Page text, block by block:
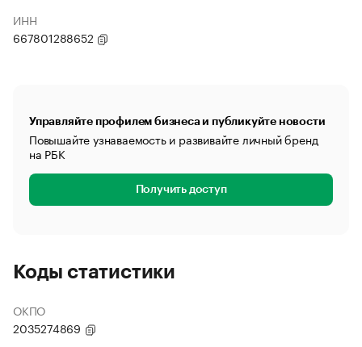
ИНН
667801288652
Управляйте профилем бизнеса и публикуйте новости
Повышайте узнаваемость и развивайте личный бренд
на РБК
Получить доступ
Коды статистики
ОКПО
2035274869